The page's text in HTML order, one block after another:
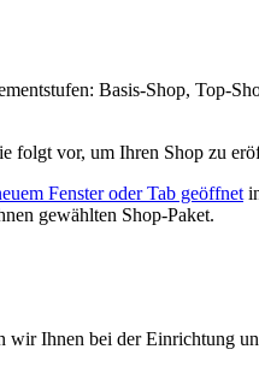
Basis-Shop, Top-
folgt vor, um Ihren Shop zu
Fenster oder Tab geöffnet
gewählten Shop-Paket.
wir Ihnen bei der Einrichtung